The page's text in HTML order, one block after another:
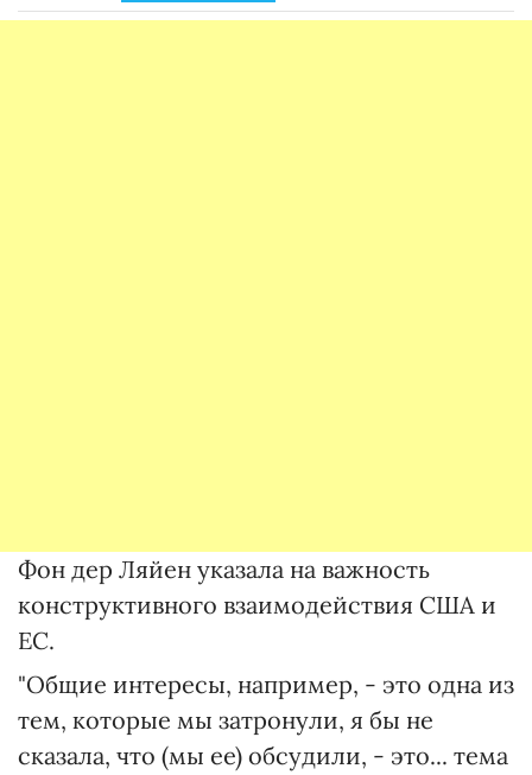
Фон дер Ляйен указала на важность
конструктивного взаимодействия США и
ЕС.
"Общие интересы, например, - это одна из
тем, которые мы затронули, я бы не
сказала, что (мы ее) обсудили, - это... тема